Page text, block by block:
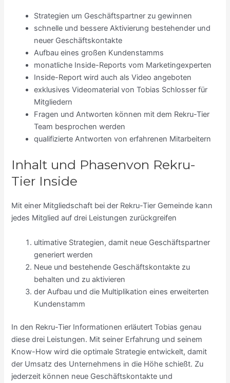
Strategien um Geschäftspartner zu gewinnen
schnelle und bessere Aktivierung bestehender und
neuer Geschäftskontakte
Aufbau eines großen Kundenstamms
monatliche Inside-Reports vom Marketingexperten
Inside-Report wird auch als Video angeboten
exklusives Videomaterial von Tobias Schlosser für
Mitgliedern
Fragen und Antworten können mit dem Rekru-Tier
Team besprochen werden
qualifizierte Antworten von erfahrenen Mitarbeitern
Inhalt und Phasenvon Rekru-
Tier Inside
Mit einer Mitgliedschaft bei der Rekru-Tier Gemeinde kann
jedes Mitglied auf drei Leistungen zurückgreifen
ultimative Strategien, damit neue Geschäftspartner
generiert werden
Neue und bestehende Geschäftskontakte zu
behalten und zu aktivieren
der Aufbau und die Multiplikation eines erweiterten
Kundenstamm
In den Rekru-Tier Informationen erläutert Tobias genau
diese drei Leistungen. Mit seiner Erfahrung und seinem
Know-How wird die optimale Strategie entwickelt, damit
der Umsatz des Unternehmens in die Höhe schießt. Zu
jederzeit können neue Geschäftskontakte und